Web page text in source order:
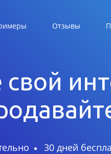
Отзывы
30 дней